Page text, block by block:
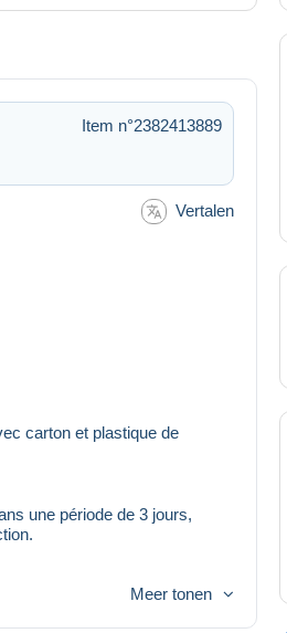
Item n°2382413889
Vertalen
carton et plastique de
une période de 3 jours,
avant, pendant et après
Meer tonen